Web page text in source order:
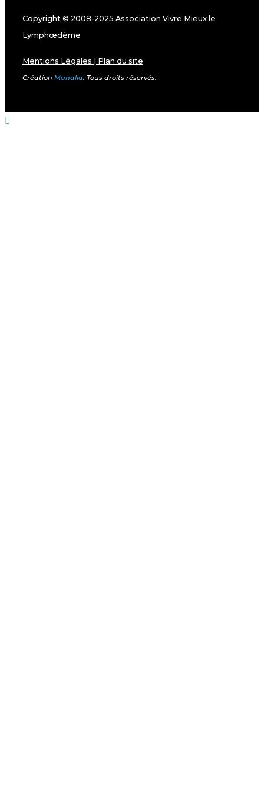
Copyright © 2008-2025 Association Vivre Mieux le
Lymphœdème
Mentions Légales Plan du site
Création Manalia. Tous droits réservés.